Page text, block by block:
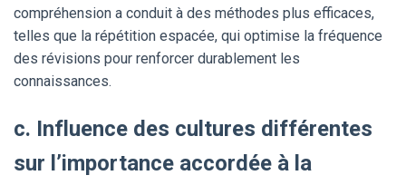
compréhension a conduit à des méthodes plus efficaces,
telles que la répétition espacée, qui optimise la fréquence
des révisions pour renforcer durablement les
connaissances.
c. Influence des cultures différentes
sur l’importance accordée à la